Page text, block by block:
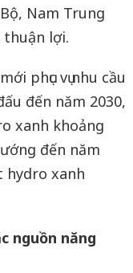
Nam Trung
thuận lợi.
phục vụ nhu cầu
đến năm 2030,
xanh khoảng
đến năm
hydro xanh
nguồn năng